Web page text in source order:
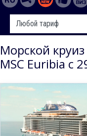
Морской
MSC Euribia с